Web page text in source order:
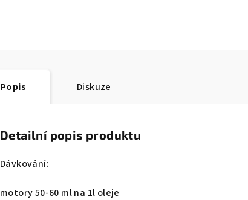
Popis Diskuze
Detailní popis produktu
Dávkování:
motory 50-60 ml na 1l oleje